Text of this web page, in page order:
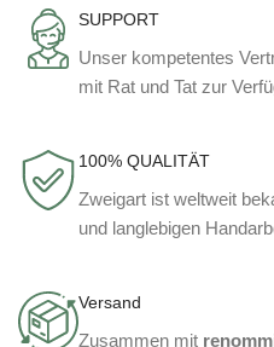
SUPPORT
Unser kompetentes
mit Rat und Tat zur
100% QUALITÄT
Zweigart ist weltweit
und langlebigen
Versand
Zusammen mit